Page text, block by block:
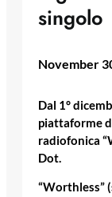
singolo
November
Dal 1°
piattaforme
radiofonica
Dot.
“Worthless”